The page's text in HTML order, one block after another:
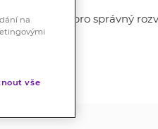
je vhodný pro správný
na
vše